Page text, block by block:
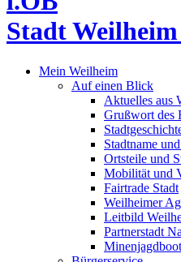
Stadt
Mein Weilheim
Auf einen Blick
Aktuelles aus
Grußwort des
Stadtname
Ortsteile und
Mobilität und
Fairtrade Stadt
Weilheimer
Leitbild
Partnerstadt